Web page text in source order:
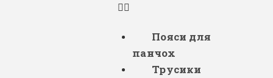
Пояси для
панчох
Трусики